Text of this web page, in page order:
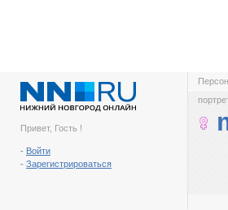
Привет, Гость !
- Войти
- Зарегистрироваться